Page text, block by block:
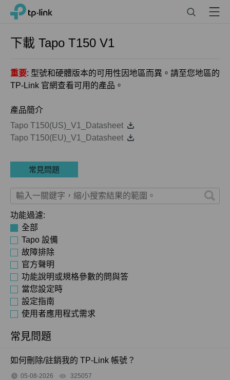
Click
navigation
TP-Link, Reliably Smart Menu
下載 Tapo T150 V1
重要: 型號和硬體版本的可用性因地區而異。請至您地區的
TP-Link 官網查看可用的產品。
產品簡介
Tapo T150(US)_V1_Datasheet
Tapo T150(EU)_V1_Datasheet
常見問題
功能過濾:
全部
Tapo 設備
故障排除
官方聲明
功能說明或規格參數的問與答
當您設定時
設定指南
使用者應用程式需求
常見問題
如何刪除/註銷我的 TP-Link 帳號？
05-08-2026 325057